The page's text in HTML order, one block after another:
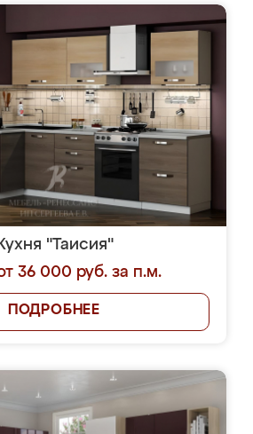
"Таисия"
36 000 руб. за п.м.
ПОДРОБНЕЕ